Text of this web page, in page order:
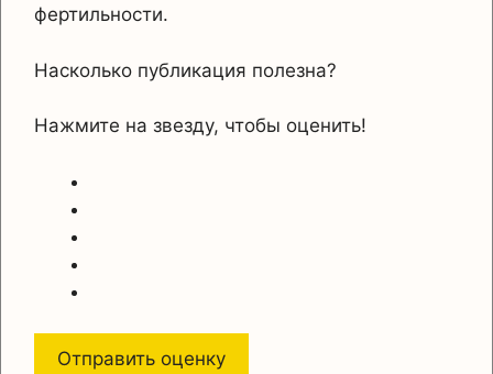
фертильности.
Насколько публикация полезна?
Нажмите на звезду, чтобы оценить!
Отправить оценку